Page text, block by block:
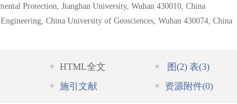
Protection, Jianghan University, Wuhan 430010, China
China University of Geosciences, Wuhan 430074, China
HTML全文 图(2) 表(3)
施引文献 资源附件(0)